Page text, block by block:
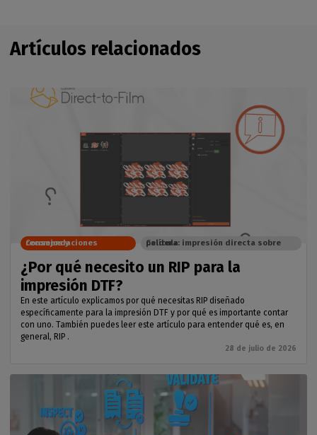
Artículos relacionados
¿Por qué necesito un RIP para la
impresión DTF?
En este artículo explicamos por qué necesitas RIP diseñado
específicamente para la impresión DTF y por qué es importante contar
con uno. También puedes leer este artículo para entender qué es, en
general, RIP .
28 de julio de 2026
Consejos y recomendaciones Caldera: impresión directa sobre película